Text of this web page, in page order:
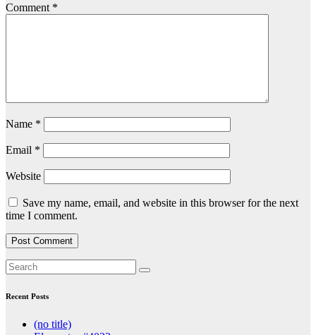
Comment *
Name *
Email *
Website
Save my name, email, and website in this browser for the next
time I comment.
Recent Posts
(no title)